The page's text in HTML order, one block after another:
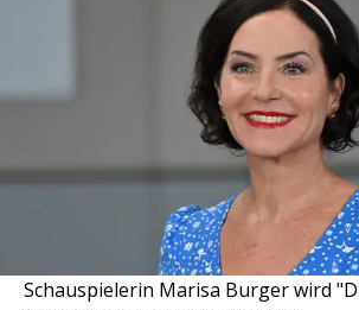
Schauspielerin Marisa Burger wird